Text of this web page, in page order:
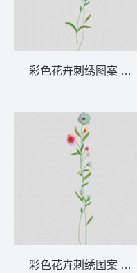
彩色花卉刺绣图案 汉服
彩色花卉刺绣图案 汉服